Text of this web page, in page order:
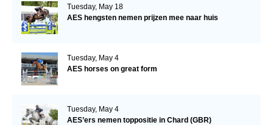
Tuesday, May 18
AES hengsten nemen prijzen mee naar huis
Tuesday, May 4
AES horses on great form
Tuesday, May 4
AES’ers nemen toppositie in Chard (GBR)